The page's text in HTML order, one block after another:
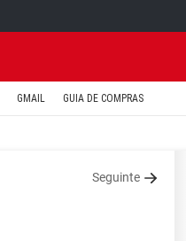
GMAIL GUIA DE COMPRAS
Seguinte